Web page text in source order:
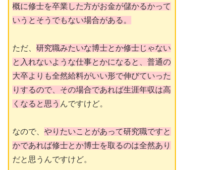
概に修士を卒業した方がお金が儲かるかって
いうとそうでもない場合がある。
ただ、 研究職みたいな博士とか修士じゃない
と入れないような仕事とかになると、普通の
大卒よりも全然給料がいい形で伸びていった
りするので、その場合であれば生涯年収は高
くなると思う んですけど。
なので、 やりたいことがあって研究職ですと
かであれば修士とか博士を取るのは全然あり
だと思うんですけど。